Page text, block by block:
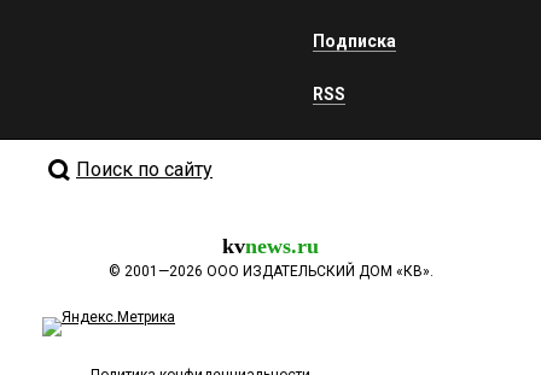
Подписка
RSS
Поиск по сайту
kvnews.ru
© 2001—2026 ООО ИЗДАТЕЛЬСКИЙ ДОМ «КВ».